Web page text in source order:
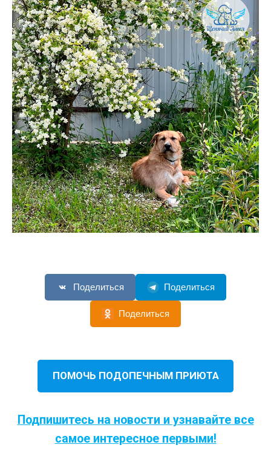
Поделиться Поделиться
Поделиться
ПОМОЧЬ ПОДОПЕЧНЫМ ПРИЮТА
Подпишитесь на новости и узнавайте все
самое интересное первыми!